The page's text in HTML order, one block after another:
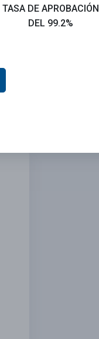
TASA DE APROBACIÓN
DEL 99.2%